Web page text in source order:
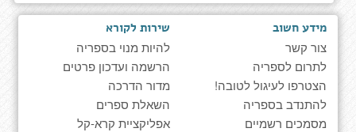
מידע חשוב
צור קשר
לתרום לספריה
הצטרפו לעיגול לטובה!
להתנדב בספריה
מסמכים רשמיים
שירות לקורא
להיות מנוי בספריה
הרשמה ועדכון פרטים
מדור הדרכה
השאלת ספרים
אפליקציית קרא-קל